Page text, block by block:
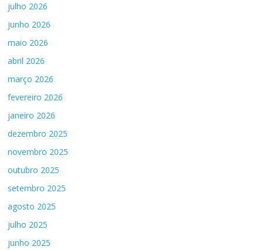
julho 2026
junho 2026
maio 2026
abril 2026
março 2026
fevereiro 2026
janeiro 2026
dezembro 2025
novembro 2025
outubro 2025
setembro 2025
agosto 2025
julho 2025
junho 2025